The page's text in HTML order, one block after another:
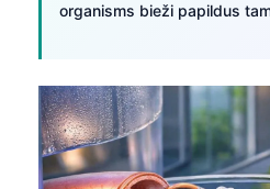
organisms bieži papildus